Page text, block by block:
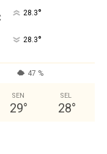
28.3°
28.3°
47 %
SEN
29°
SEL
28°